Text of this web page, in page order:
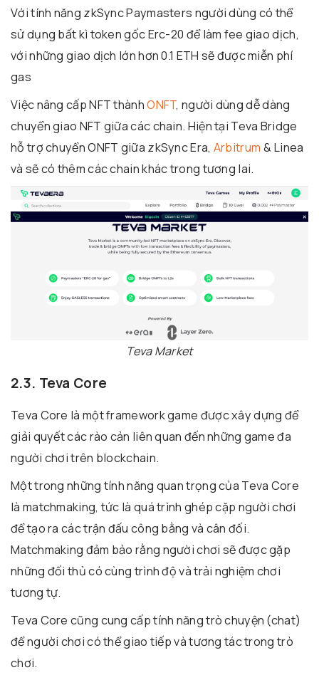
Với tính năng zkSync Paymasters người dùng có thể
sử dụng bất kì token gốc Erc-20 để làm fee giao dịch,
với những giao dịch lớn hơn 0.1 ETH sẽ được miễn phí
gas
Việc nâng cấp NFT thànhONFT, người dùng dễ dàng
chuyển giao NFT giữa các chain. Hiện tại Teva Bridge
hỗ trợ chuyển ONFT giữa zkSync Era, Arbitrum & Linea
và sẽ có thêm các chain khác trong tương lai.
Teva Market
2.3. Teva Core
Teva Core là một framework game được xây dựng để
giải quyết các rào cản liên quan đến những game đa
người chơi trên blockchain.
Một trong những tính năng quan trọng của Teva Core
là matchmaking, tức là quá trình ghép cặp người chơi
để tạo ra các trận đấu công bằng và cân đối.
Matchmaking đảm bảo rằng người chơi sẽ được gặp
những đối thủ có cùng trình độ và trải nghiệm chơi
tương tự.
Teva Core cũng cung cấp tính năng trò chuyện (chat)
để người chơi có thể giao tiếp và tương tác trong trò
chơi.